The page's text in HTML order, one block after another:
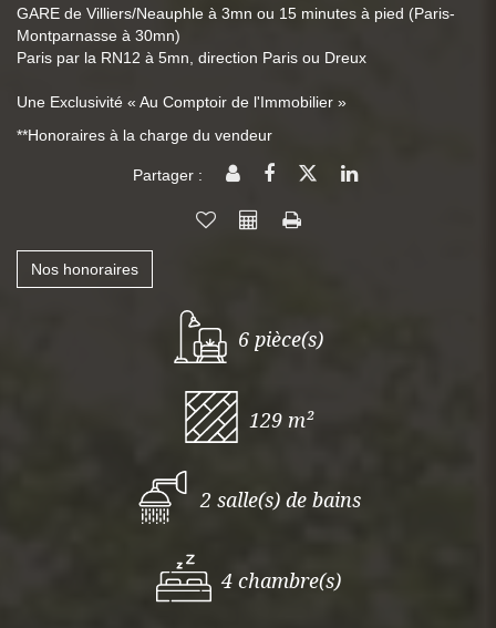
GARE de Villiers/Neauphle à 3mn ou 15 minutes à pied (Paris-
Montparnasse à 30mn)
Paris par la RN12 à 5mn, direction Paris ou Dreux
Une Exclusivité « Au Comptoir de l'Immobilier »
**Honoraires à la charge du vendeur
Partager :
Nos honoraires
6 pièce(s)
129 m²
2 salle(s) de bains
4 chambre(s)